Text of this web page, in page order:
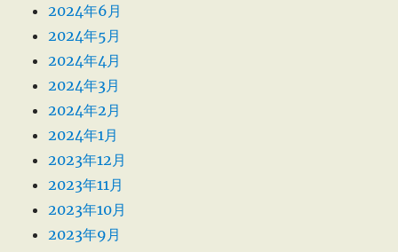
2024年6月
2024年5月
2024年4月
2024年3月
2024年2月
2024年1月
2023年12月
2023年11月
2023年10月
2023年9月